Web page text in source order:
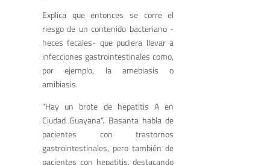
Explica que entonces se corre el
riesgo de un contenido bacteriano -
heces fecales- que pudiera llevar a
infecciones gastrointestinales como,
por ejemplo, la amebiasis o
amibiasis.
“Hay un brote de hepatitis A en
Ciudad Guayana”. Basanta habla de
pacientes con trastornos
gastrointestinales, pero también de
pacientes con hepatitis, destacando